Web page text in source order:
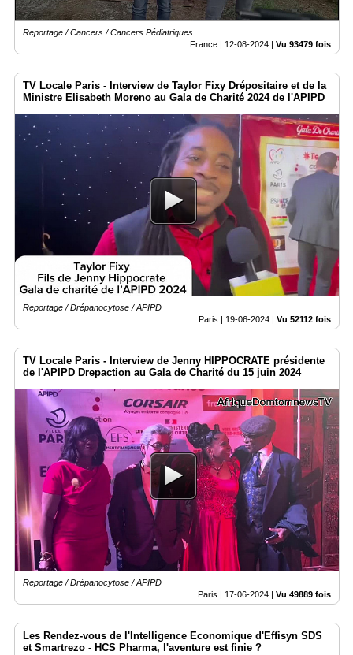
Reportage / Cancers / Cancers Pédiatriques
France | 12-08-2024 | Vu 93479 fois
TV Locale Paris - Interview de Taylor Fixy Drépositaire et de la
Ministre Elisabeth Moreno au Gala de Charité 2024 de l'APIPD
Reportage / Drépanocytose / APIPD
Paris | 19-06-2024 | Vu 52112 fois
TV Locale Paris - Interview de Jenny HIPPOCRATE présidente
de l'APIPD Drepaction au Gala de Charité du 15 juin 2024
Reportage / Drépanocytose / APIPD
Paris | 17-06-2024 Vu 49889 fois
Les Rendez-vous de l'Intelligence Economique d'Effisyn SDS
et Smartrezo - HCS Pharma, l'aventure est finie ?